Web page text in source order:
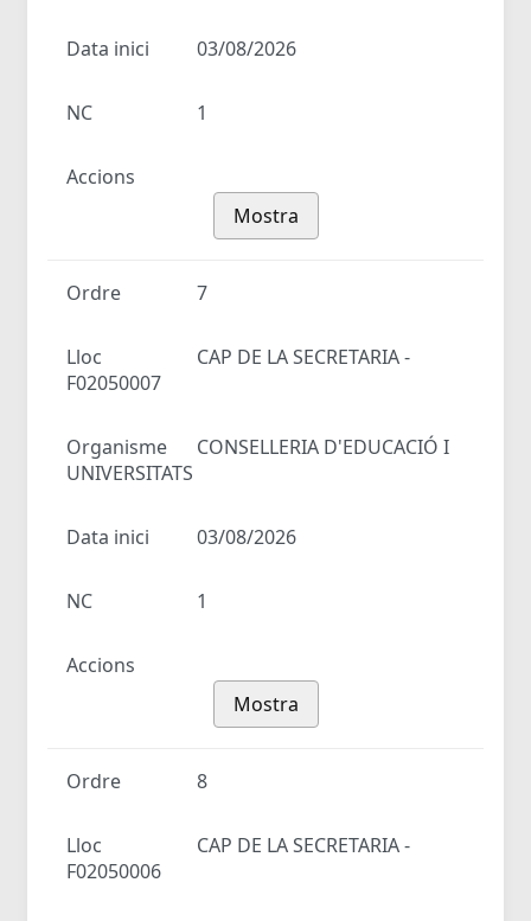
Data inici 03/08/2026
NC 1
Accions
Mostra
Ordre 7
Lloc
CAP DE LA SECRETARIA -
F02050007
Organisme
CONSELLERIA D'EDUCACIÓ I
UNIVERSITATS
Data inici 03/08/2026
NC 1
Accions
Mostra
Ordre 8
Lloc
CAP DE LA SECRETARIA -
F02050006